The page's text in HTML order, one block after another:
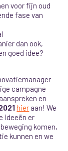
voor fijn oud
fase van
dan ook,
goed idee?
campagne
en
hier aan! We
ideeën er
komen,
kunnen en we